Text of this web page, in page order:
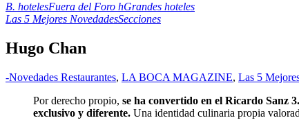
B. hotelesFuera del Foro hGrandes hoteles
Las 5 Mejores NovedadesSecciones
Hugo Chan
-Novedades Restaurantes, LA BOCA MAGAZINE, Las 5
Por derecho propio, se ha convertido en el Ricardo Sanz
exclusivo y diferente. Una identidad culinaria propia